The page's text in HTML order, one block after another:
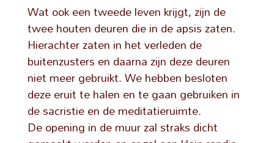
Wat ook een tweede leven krijgt, zijn de
twee houten deuren die in de apsis zaten.
Hierachter zaten in het verleden de
buitenzusters en daarna zijn deze deuren
niet meer gebruikt. We hebben besloten
deze eruit te halen en te gaan gebruiken in
de sacristie en de meditatieruimte.
De opening in de muur zal straks dicht